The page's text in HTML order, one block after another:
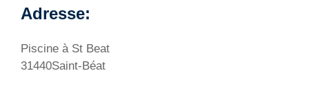
Adresse:
Piscine à St Beat
31440Saint-Béat